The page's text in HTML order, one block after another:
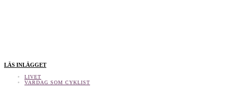
LÄS INLÄGGET
LIVET
VARDAG SOM CYKLIST